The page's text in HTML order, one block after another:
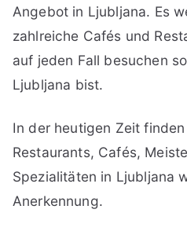
Angebot in Ljubljana. Es
zahlreiche Cafés und
auf jeden Fall besuchen
Ljubljana bist.
In der heutigen Zeit
Restaurants, Cafés,
Spezialitäten in Ljubljana
Anerkennung.